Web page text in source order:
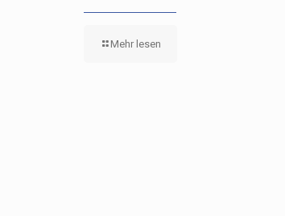
Mehr lesen